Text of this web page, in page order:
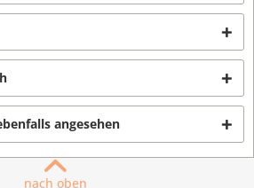
angesehen
nach oben